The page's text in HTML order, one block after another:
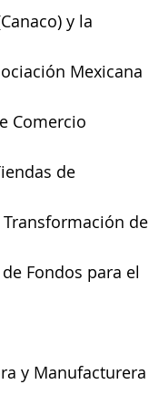
y la
Mexicana
Comercio
de
de
Fondos para el
y Manufacturera